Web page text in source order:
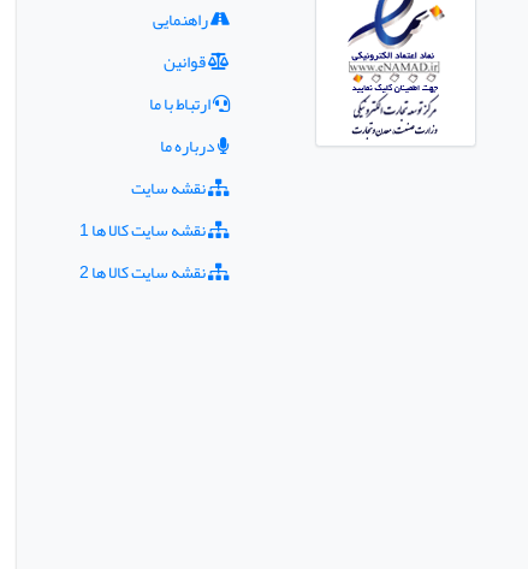
راهنمایی
قوانین
ارتباط با ما
درباره ما
نقشه سایت
نقشه سایت کالا ها 1
نقشه سایت کالا ها 2